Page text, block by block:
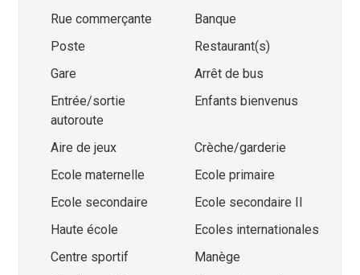
Rue commerçante
Banque
Poste
Restaurant(s)
Gare
Arrêt de bus
Entrée/sortie
autoroute
Enfants bienvenus
Aire de jeux
Crèche/garderie
Ecole maternelle
Ecole primaire
Ecole secondaire
Ecole secondaire II
Haute école
Ecoles internationales
Centre sportif
Manège